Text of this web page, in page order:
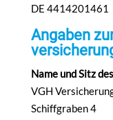
DE 4414201461
Angaben
Name und Sitz
VGH
Schiffgraben 4